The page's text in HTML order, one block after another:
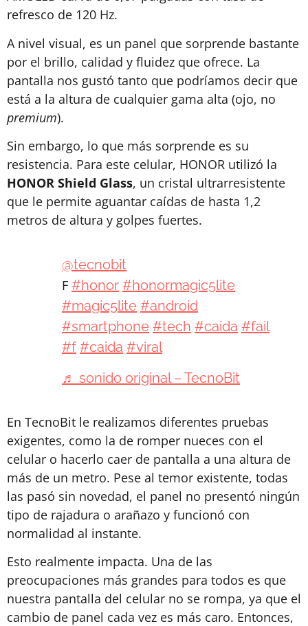
refresco de 120 Hz.
A nivel visual, es un panel que sorprende bastante
por el brillo, calidad y fluidez que ofrece. La
pantalla nos gustó tanto que podríamos decir que
está a la altura de cualquier gama alta (ojo, no
premium).
Sin embargo, lo que más sorprende es su
resistencia. Para este celular, HONOR utilizó la
HONOR Shield Glass, un cristal ultrarresistente
que le permite aguantar caídas de hasta 1,2
metros de altura y golpes fuertes.
@tecnobit
F #honor #honormagic5lite
#magic5lite #android
#smartphone #tech #caida #fail
#f #caida #viral
♬ sonido original – TecnoBit
En TecnoBit le realizamos diferentes pruebas
exigentes, como la de romper nueces con el
celular o hacerlo caer de pantalla a una altura de
más de un metro. Pese al temor existente, todas
las pasó sin novedad, el panel no presentó ningún
tipo de rajadura o arañazo y funcionó con
normalidad al instante.
Esto realmente impacta. Una de las
preocupaciones más grandes para todos es que
nuestra pantalla del celular no se rompa, ya que el
cambio de panel cada vez es más caro. Entonces,